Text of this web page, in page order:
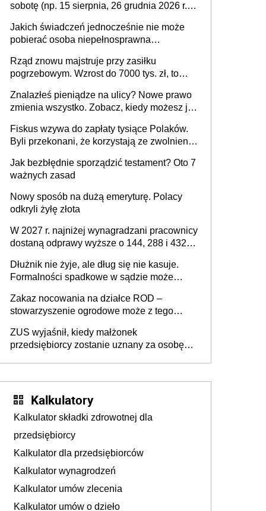
sobotę (np. 15 sierpnia, 26 grudnia 2026 r.) –
pracodawcy (sektor prywatny i administracja
publiczna), najczęstsze pytania
Jakich świadczeń jednocześnie nie może
pobierać osoba niepełnosprawna
Rząd znowu majstruje przy zasiłku
pogrzebowym. Wzrost do 7000 tys. zł, to
Znalazłeś pieniądze na ulicy? Nowe prawo
zmienia wszystko. Zobacz, kiedy możesz je
Fiskus wzywa do zapłaty tysiące Polaków.
Byli przekonani, że korzystają ze zwolnienia
Jak bezbłędnie sporządzić testament? Oto 7
ważnych zasad
Nowy sposób na dużą emeryturę. Polacy
odkryli żyłę złota
W 2027 r. najniżej wynagradzani pracownicy
dostaną odprawy wyższe o 144, 288 i 432
Dłużnik nie żyje, ale dług się nie kasuje.
Formalności spadkowe w sądzie może
zmarłego
Zakaz nocowania na działce ROD –
stowarzyszenie ogrodowe może z tego
działki (wypowiedzieć dzierżawę)?
ZUS wyjaśnił, kiedy małżonek
przedsiębiorcy zostanie uznany za osobę
Kalkulatory
Kalkulator składki zdrowotnej dla
przedsiębiorcy
Kalkulator dla przedsiębiorców
Kalkulator wynagrodzeń
Kalkulator umów zlecenia
Kalkulator umów o dzieło